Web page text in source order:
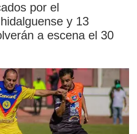
por el
y 13
a escena el 30